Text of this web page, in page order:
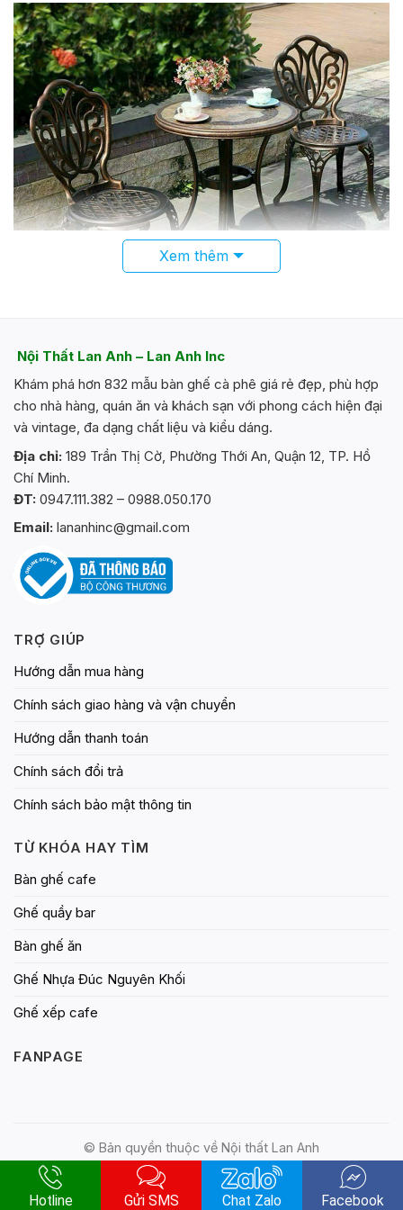
nhiều
biến
thể.
Các
tùy
chọn
có
thể
được
chọn
trên
trang
phẩm
Bàn ghế sân vườn cao cấp đẹp hiện đại
Xem thêm
Nội Thất Lan Anh – Lan Anh Inc
Khám phá hơn 832 mẫu bàn ghế cà phê giá rẻ đẹp, phù hợp
cho nhà hàng, quán ăn và khách sạn với phong cách hiện đại
và vintage, đa dạng chất liệu và kiểu dáng.
Địa chỉ: 189 Trần Thị Cờ, Phường Thới An, Quận 12, TP. Hồ
Chí Minh.
ĐT: 0947.111.382 – 0988.050.170
Email: lananhinc@gmail.com
TRỢ GIÚP
Hướng dẫn mua hàng
Chính sách giao hàng và vận chuyển
Hướng dẫn thanh toán
Chính sách đổi trả
Chính sách bảo mật thông tin
TỪ KHÓA HAY TÌM
Bàn ghế cafe
Ghế quầy bar
Bàn ghế ăn
Ghế Nhựa Đúc Nguyên Khối
Ghế xếp cafe
FANPAGE
© Bản quyền thuộc về Nội thất Lan Anh
Hotline Gửi SMS Chat Zalo Facebook